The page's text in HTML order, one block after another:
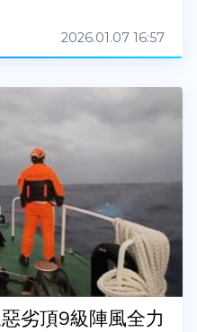
2026.01.07 16:57
劣頂9級陣風全力